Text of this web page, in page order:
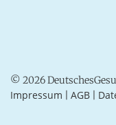
© 2026
Impressum AGB